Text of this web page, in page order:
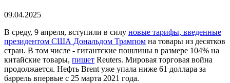
09.04.2025
В среду, 9 апреля, вступили в силу новые тарифы, введенные
президентом США Дональдом Трампом на товары из десятков
стран. В том числе - гигантские пошлины в размере 104% на
китайские товары, пишет Reuters. Мировая торговая война
продолжается. Нефть Brent уже упала ниже 61 доллара за
баррель впервые с 25 марта 2021 года.